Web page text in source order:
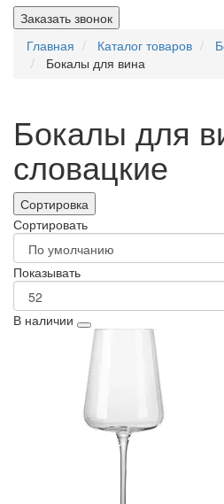
Заказать звонок
Главная
Каталог товаров
Бокалы для вина
Бокалы для
словацкие
Сортировка
Сортировать
Показывать
В наличии